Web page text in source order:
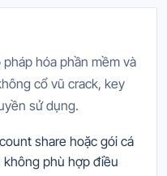
hóa phần mềm và
cổ vũ crack, key
sử dụng.
share hoặc gói cá
phù hợp điều